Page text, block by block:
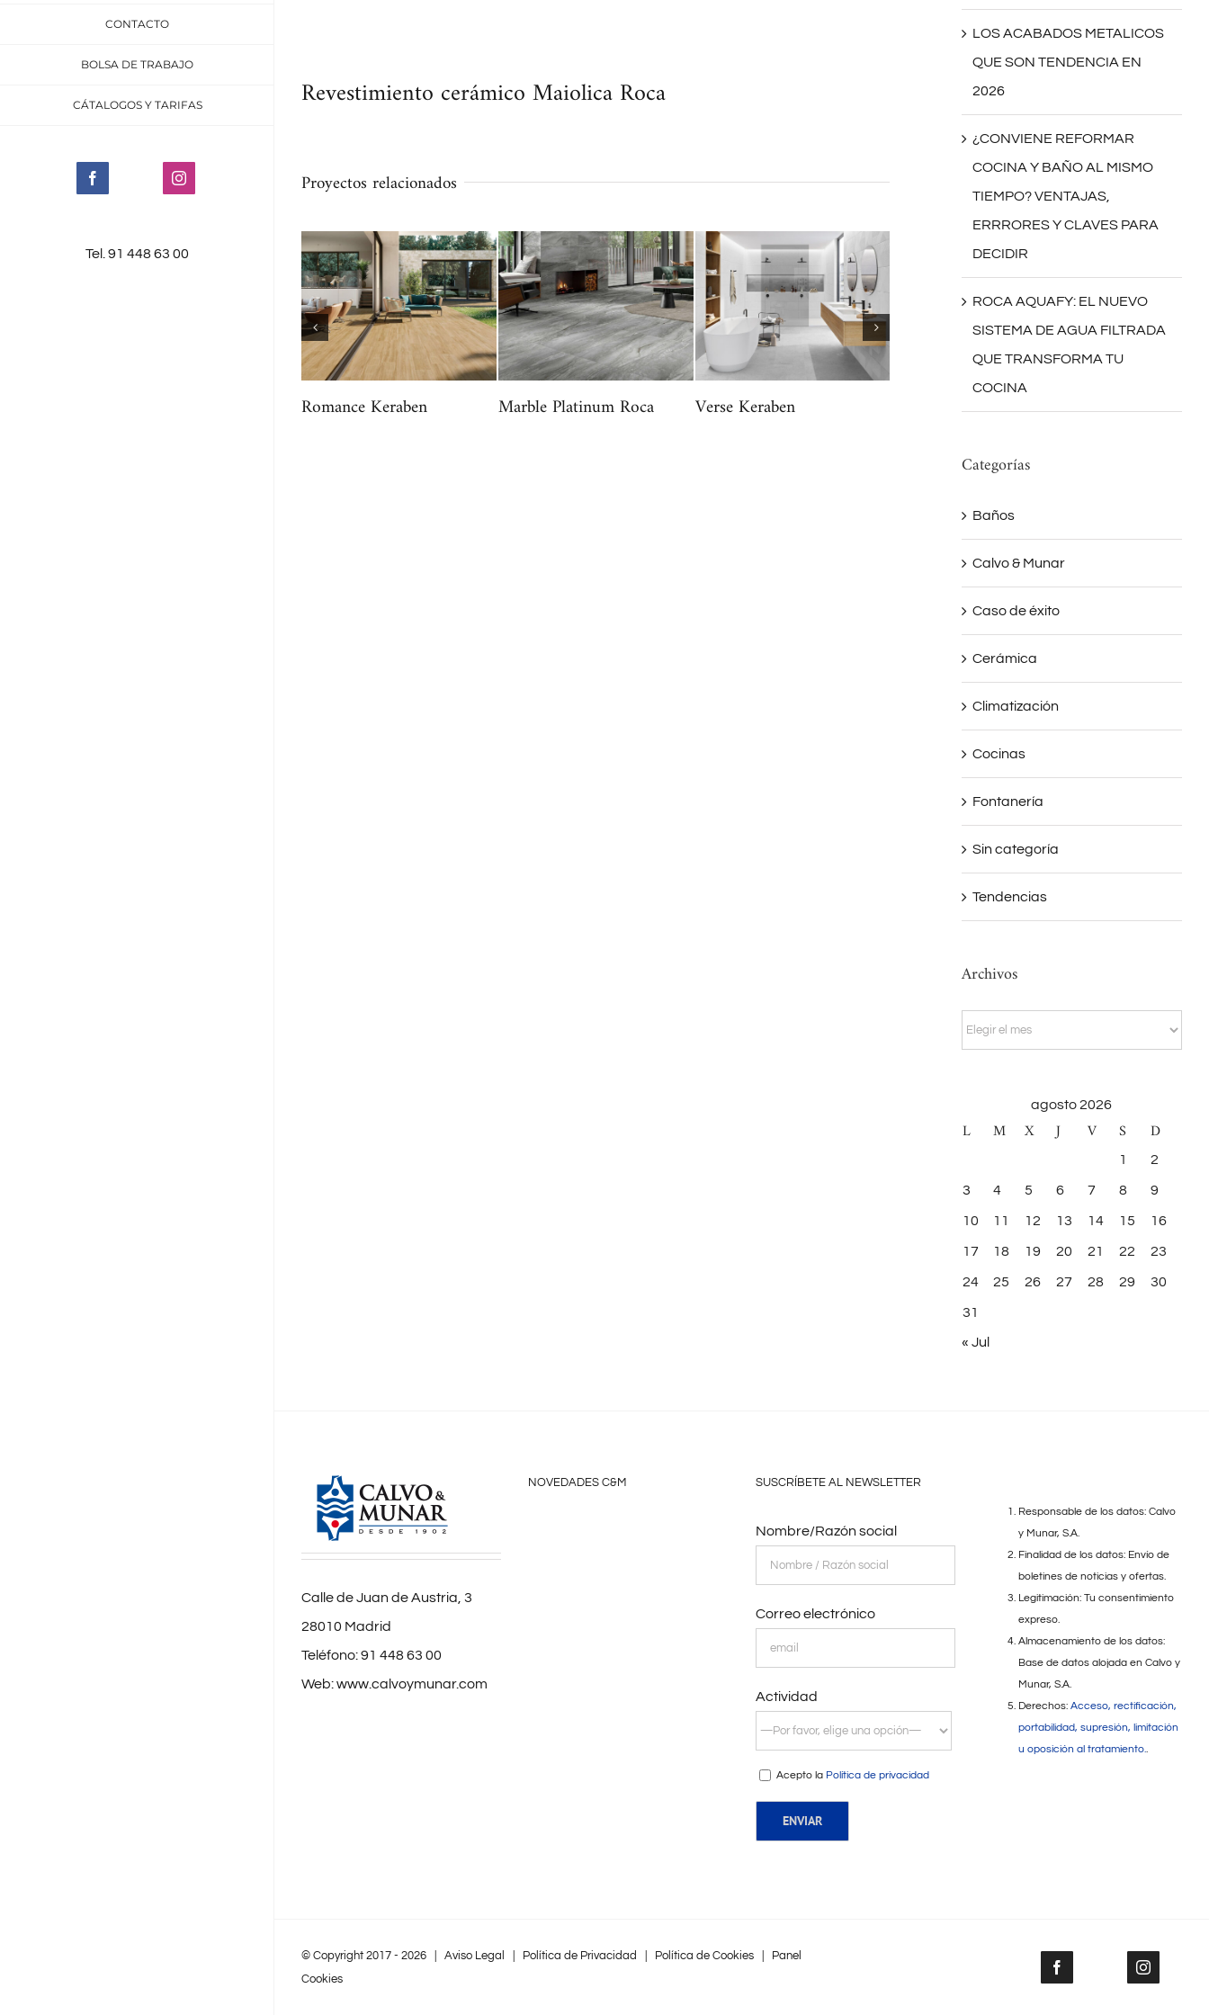
CONTACTO
BOLSA DE TRABAJO
CÁTALOGOS Y TARIFAS
Facebook Instagram
Tel. 91 448 63 00
Revestimiento cerámico Maiolica Roca
Proyectos relacionados
Romance Keraben Marble Platinum Roca Verse Keraben Vesta Roca Nordby
LOS ACABADOS METALICOS
QUE SON TENDENCIA EN
2026
¿CONVIENE REFORMAR
COCINA Y BAÑO AL MISMO
TIEMPO? VENTAJAS,
ERRRORES Y CLAVES PARA
DECIDIR
ROCA AQUAFY: EL NUEVO
SISTEMA DE AGUA FILTRADA
QUE TRANSFORMA TU
COCINA
Categorías
Baños
Calvo & Munar
Caso de éxito
Cerámica
Climatización
Cocinas
Fontanería
Sin categoría
Tendencias
Archivos
Archivos
agosto 2026
L M X J V S D
1 2
3 4 5 6 7 8 9
10 11 12 13 14 15 16
17 18 19 20 21 22 23
24 25 26 27 28 29 30
31
« Jul
Calle de Juan de Austria, 3
28010 Madrid
Teléfono:91 448 63 00
Web:www.calvoymunar.com
NOVEDADES C&M SUSCRÍBETE AL NEWSLETTER
Nombre/Razón social
Correo electrónico
Actividad
Acepto la Política de privacidad
Responsable de los datos: Calvo
y Munar, S.A.
Finalidad de los datos: Envío de
boletines de noticias y ofertas.
Legitimación: Tu consentimiento
expreso.
Almacenamiento de los datos:
Base de datos alojada en Calvo y
Munar, S.A.
Derechos: Acceso, rectificación,
portabilidad, supresión, limitación
u oposición al tratamiento..
© Copyright 2017 - 2026 | Aviso Legal Política de Privacidad Política de Cookies
Panel
Cookies
Facebook Instagram